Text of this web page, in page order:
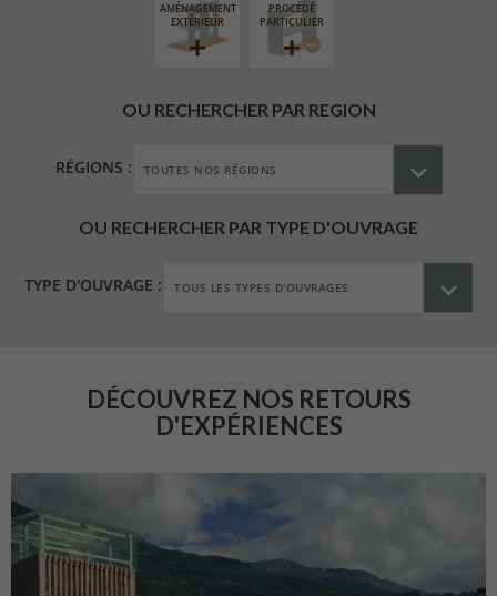
AMÉNAGEMENT
EXTÉRIEUR
PROCÉDÉ
PARTICULIER
OU RECHERCHER PAR REGION
RÉGIONS :
OU RECHERCHER PAR TYPE D'OUVRAGE
TYPE D'OUVRAGE :
DÉCOUVREZ NOS RETOURS
D'EXPÉRIENCES